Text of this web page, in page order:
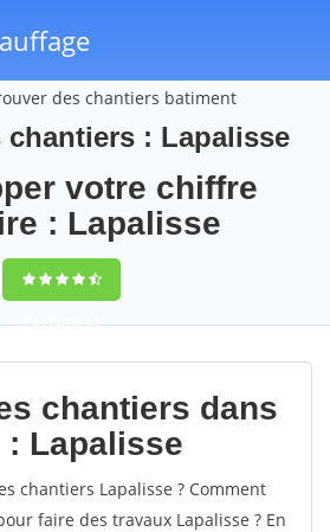
des chantiers batiment
chantiers : Lapalisse
votre chiffre
: Lapalisse
9,5(100%)61
votes
chantiers dans
Lapalisse
chantiers Lapalisse ? Comment
faire des travaux Lapalisse ? En